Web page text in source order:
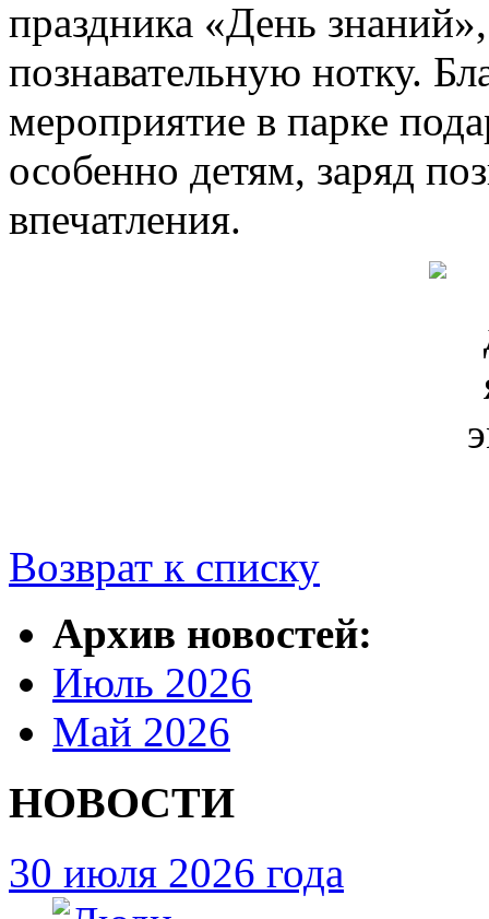
праздника «День
познавательную нотку.
мероприятие в парке
особенно детям, заряд
впечатления.
Возврат к списку
Архив новостей:
Июль 2026
Май 2026
НОВОСТИ
30 июля 2026 года